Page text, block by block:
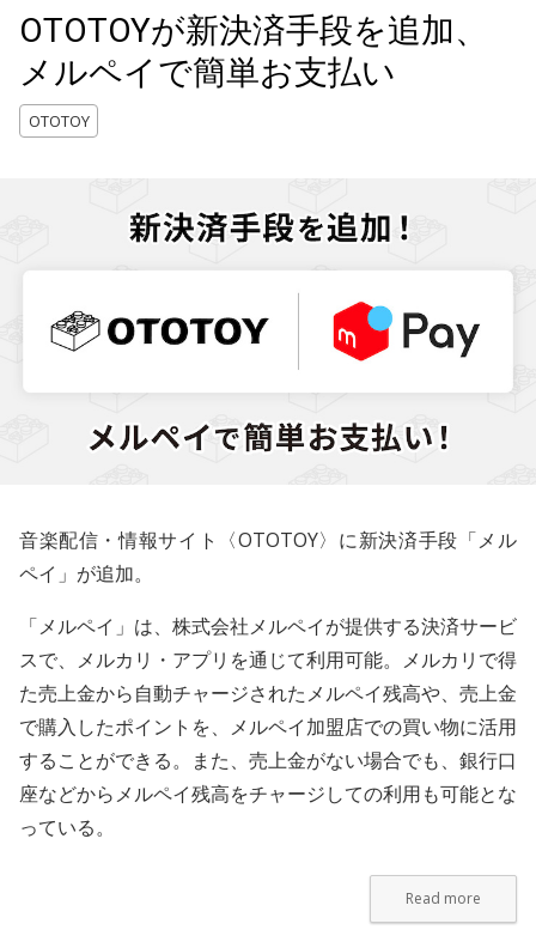
OTOTOYが新決済手段を追加、
メルペイで簡単お支払い
OTOTOY
音楽配信・情報サイト〈OTOTOY〉に新決済手段「メル
ペイ」が追加。
「メルペイ」は、株式会社メルペイが提供する決済サービ
スで、メルカリ・アプリを通じて利用可能。メルカリで得
た売上金から自動チャージされたメルペイ残高や、売上金
で購入したポイントを、メルペイ加盟店での買い物に活用
することができる。また、売上金がない場合でも、銀行口
座などからメルペイ残高をチャージしての利用も可能とな
っている。
Read more